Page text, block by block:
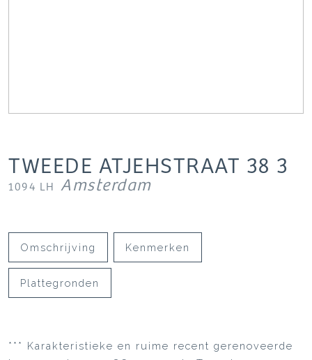
TWEEDE ATJEHSTRAAT 38 3
1094 LH Amsterdam
Omschrijving Kenmerken
Plattegronden
*** Karakteristieke en ruime recent gerenoveerde